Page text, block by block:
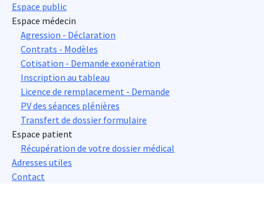
Espace public
Espace médecin
Agression - Déclaration
Contrats - Modèles
Cotisation - Demande exonération
Inscription au tableau
Licence de remplacement - Demande
PV des séances plénières
Transfert de dossier formulaire
Espace patient
Récupération de votre dossier médical
Adresses utiles
Contact